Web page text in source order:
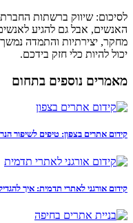
לסיכום: שיווק ברשתות
האנשים, אבל גם להגיע
מחקר, יצירתיות והתמדה
יכול להיות כלי חזק בידכם.
מאמרים נוספים בתחום
קידום אתרים בצפון: טיפים לשיפור
קידום אורגני לאתרי תדמית: איך